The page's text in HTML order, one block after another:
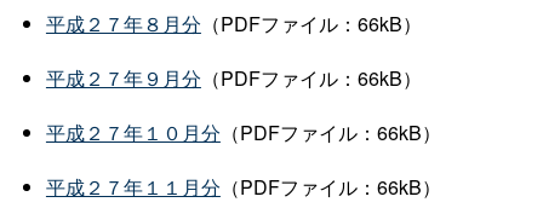
平成２７年８月分 （PDFファイル：66kB）
平成２７年９月分 （PDFファイル：66kB）
平成２７年１０月分 （PDFファイル：66kB）
平成２７年１１月分 （PDFファイル：66kB）